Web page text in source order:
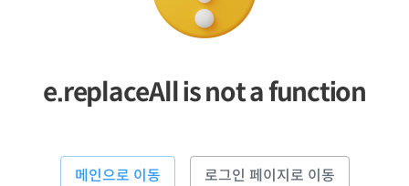
e.replaceAll is not a function
메인으로 이동 로그인 페이지로 이동